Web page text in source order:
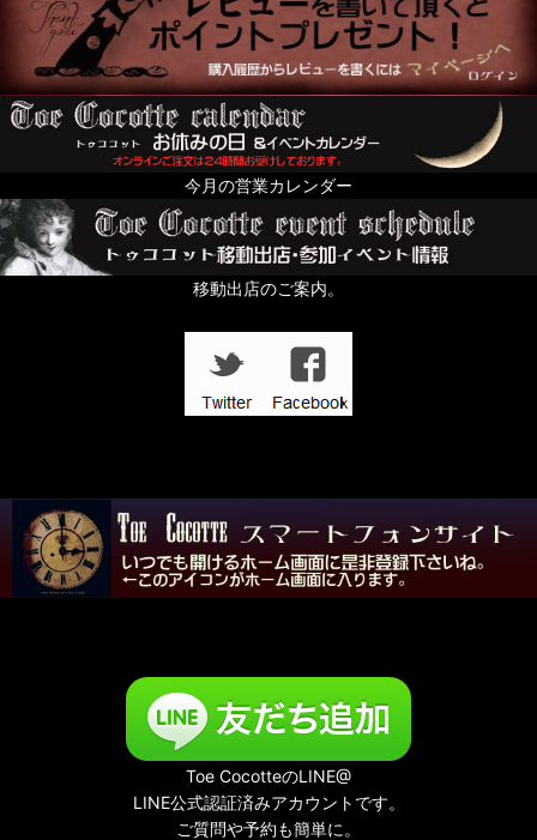
今月の営業カレンダー
移動出店のご案内。
Toe CocotteのLINE@
LINE公式認証済みアカウントです。
ご質問や予約も簡単に。